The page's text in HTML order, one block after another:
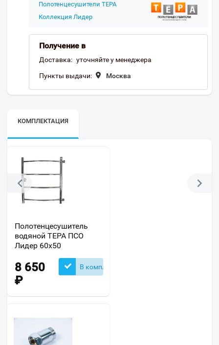
Полотенцесушители ТЕРА
Коллекция Лидер
Получение в
Доставка: уточняйте у менеджера
Пункты выдачи: Москва
КОМПЛЕКТАЦИЯ
Полотенцесушитель
водяной ТЕРА ПСО
Лидер 60х50
8 650
₽
В комплекте